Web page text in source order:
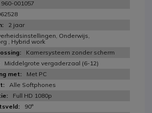
960-001057
2 jaar
Onderwijs,
, Hybrid work
Kamersysteem zonder scherm
Middelgrote vergaderzaal (6-12)
Met PC
Alle Softphones
Full HD 1080p
90°